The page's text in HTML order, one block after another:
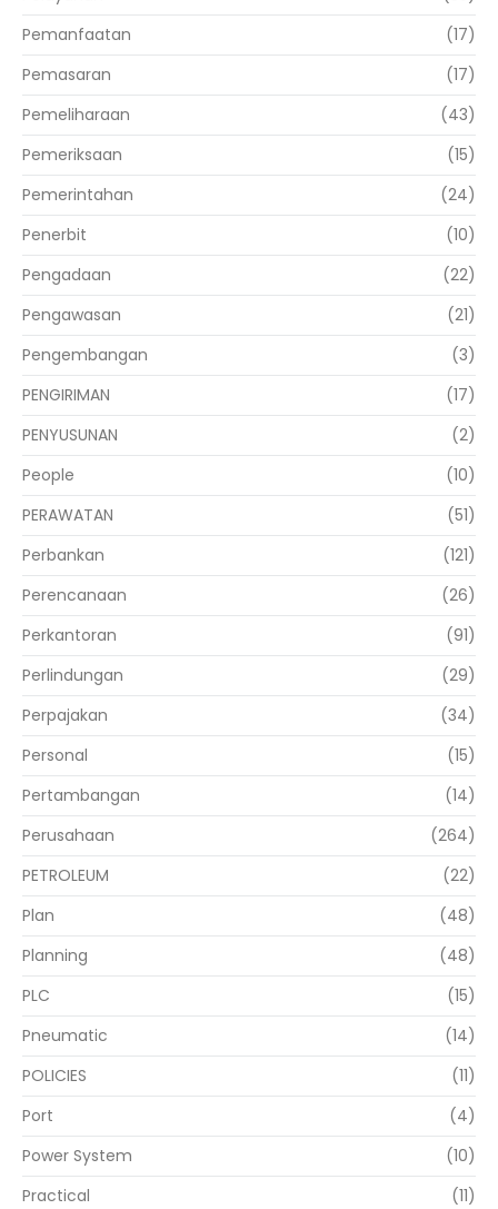
Pemanfaatan
(17)
Pemasaran
(17)
Pemeliharaan
(43)
Pemeriksaan
(15)
Pemerintahan
(24)
Penerbit
(10)
Pengadaan
(22)
Pengawasan
(21)
Pengembangan
(3)
PENGIRIMAN
(17)
PENYUSUNAN
(2)
People
(10)
PERAWATAN
(51)
Perbankan
(121)
Perencanaan
(26)
Perkantoran
(91)
Perlindungan
(29)
Perpajakan
(34)
Personal
(15)
Pertambangan
(14)
Perusahaan
(264)
PETROLEUM
(22)
Plan
(48)
Planning
(48)
PLC
(15)
Pneumatic
(14)
POLICIES
(11)
Port
(4)
Power System
(10)
Practical
(11)